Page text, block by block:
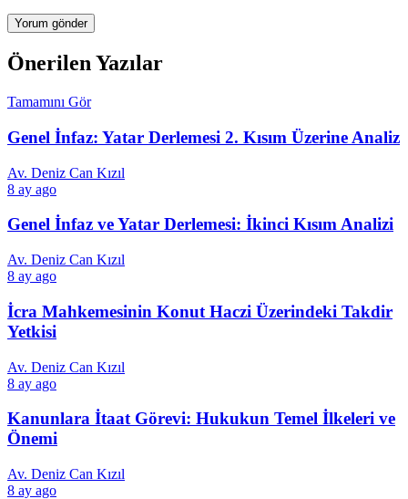
Önerilen Yazılar
Tamamını Gör
Genel İnfaz: Yatar Derlemesi 2. Kısım Üzerine Analiz
Av. Deniz Can Kızıl
8 ay ago
Genel İnfaz ve Yatar Derlemesi: İkinci Kısım Analizi
Av. Deniz Can Kızıl
8 ay ago
İcra Mahkemesinin Konut Haczi Üzerindeki Takdir
Yetkisi
Av. Deniz Can Kızıl
8 ay ago
Kanunlara İtaat Görevi: Hukukun Temel İlkeleri ve
Önemi
Av. Deniz Can Kızıl
8 ay ago